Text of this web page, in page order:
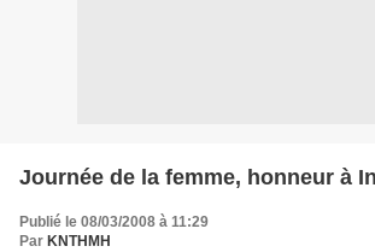
Journée de la femme, honneur à
Publié le 08/03/2008 à 11:29
Par KNTHMH